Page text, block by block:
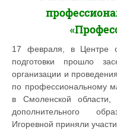
17 февраля, в Центре
подготовки прошло
организации и
по профессиональному
в Смоленской
дополнительного
Игоревной приняли